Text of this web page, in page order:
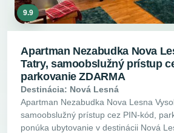
9.9
Apartman Nezabudka Nova
Tatry, samoobslužný prístup
parkovanie ZDARMA
Destinácia: Nová Lesná
Apartman Nezabudka Nova Lesna
samoobslužný prístup cez PIN-kód,
ponúka ubytovanie v destinácii Nová